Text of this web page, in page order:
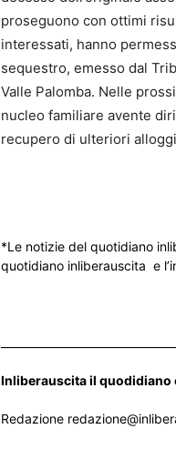
proseguono con ottimi
interessati, hanno
sequestro, emesso dal
Valle Palomba. Nelle
nucleo familiare avente
recupero di ulteriori
*Le notizie del quotidiano
quotidiano inliberauscita e
Inliberauscita il quodidiano
Redazione